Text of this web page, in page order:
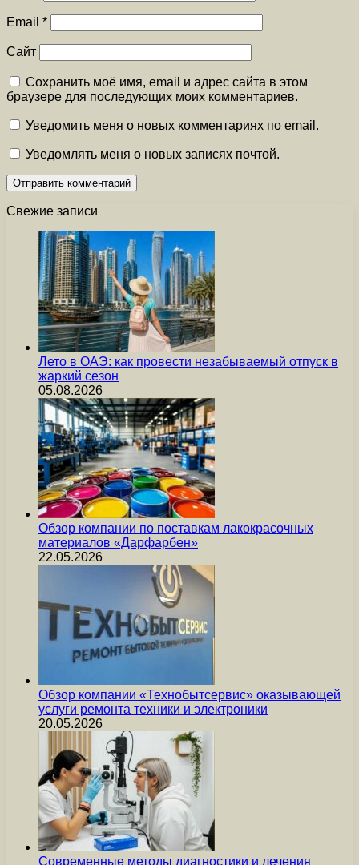
Email *
Сайт
Сохранить моё имя, email и адрес сайта в этом
браузере для последующих моих комментариев.
Уведомить меня о новых комментариях по email.
Уведомлять меня о новых записях почтой.
Свежие записи
Лето в ОАЭ: как провести незабываемый отпуск в
жаркий сезон
05.08.2026
Обзор компании по поставкам лакокрасочных
материалов «Дарфарбен»
22.05.2026
Обзор компании «Технобытсервис» оказывающей
услуги ремонта техники и электроники
20.05.2026
Современные методы диагностики и лечения